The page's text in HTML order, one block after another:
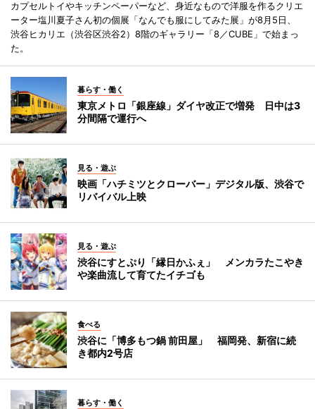
カプセルトイやキッチンペーパーなど、身近なもので洋服を作るクリエ
ーター塩川夏子さん初の個展「なんでも服にしてみた展」が8月5日、
渋谷ヒカリエ（渋谷区渋谷2）8階のギャラリー「8／CUBE」で始まっ
た。
暮らす・働く
東京メトロ「銀座線」ダイヤ改正で増発 日中は3
分間隔で運行へ
見る・遊ぶ
映画「ハチミツとクローバー」デジタル版、渋谷で
リバイバル上映
見る・遊ぶ
渋谷にすとぷり「縁日かふぇ」 メンカラたこやき
や楽曲流して育てたイチゴも
食べる
渋谷に「博多もつ鍋 前田屋」 福岡発、新宿に続
き都内2号店
暮らす・働く